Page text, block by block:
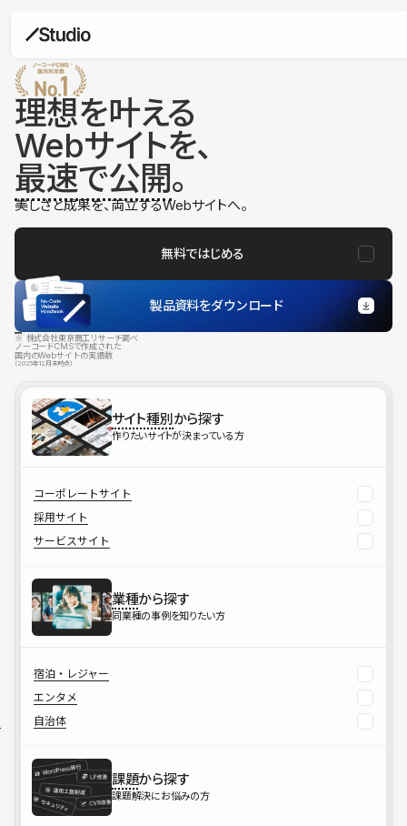
理想を叶える
Webサイトを、
最速で公開。
美しさと成果を、両立するWebサイトへ。
無料ではじめる
製品資料をダウンロード
※ 株式会社東京商工リサーチ調べ
ノーコードCMSで作成された
国内のWebサイトの実績数
（2025年12月末時点）
サイト種別から探す
作りたいサイトが決まっている方
コーポレートサイト
採用サイト
サービスサイト
業種から探す
同業種の事例を知りたい方
宿泊・レジャー
エンタメ
自治体
課題から探す
課題解決にお悩みの方